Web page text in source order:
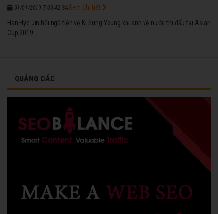
03/01/2019 7:00:42 SA
Han Hye Jin hội ngộ tiền vệ Ki Sung Yeung khi anh về nước thi đấu tại Asian
Cup 2019.
Xem chi tiết
QUẢNG CÁO